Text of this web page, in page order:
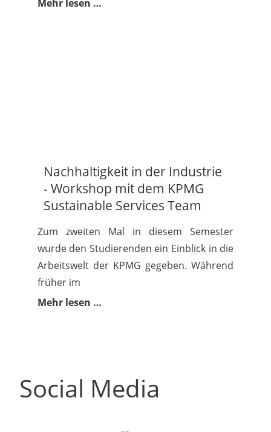
Mehr lesen …
Nachhaltigkeit in der Industrie
- Workshop mit dem KPMG
Sustainable Services Team
Zum zweiten Mal in diesem Semester
wurde den Studierenden ein Einblick in die
Arbeitswelt der KPMG gegeben. Während
früher im
Mehr lesen …
Social Media